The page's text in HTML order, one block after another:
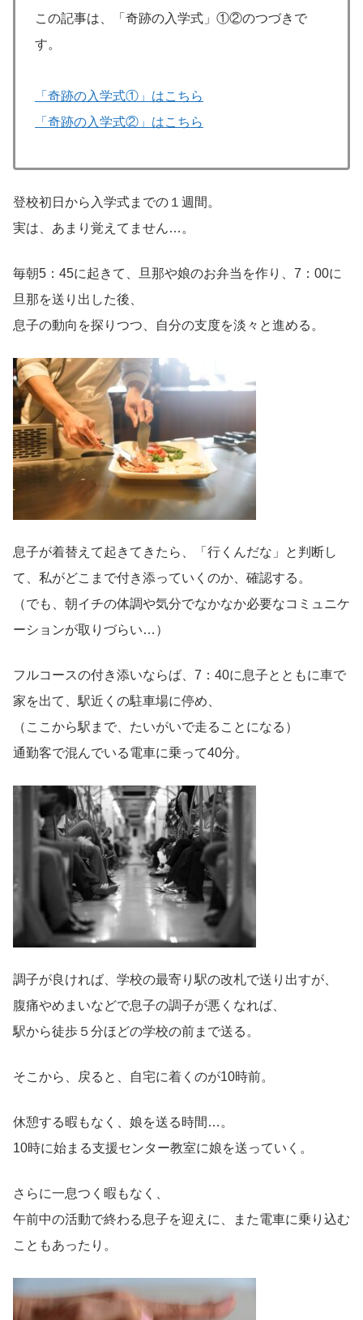
この記事は、「奇跡の入学式」①②のつづきで
す。
「奇跡の入学式①」はこちら
「奇跡の入学式②」はこちら
登校初日から入学式までの１週間。
実は、あまり覚えてません…。
毎朝5：45に起きて、旦那や娘のお弁当を作り、7：00に
旦那を送り出した後、
息子の動向を探りつつ、自分の支度を淡々と進める。
息子が着替えて起きてきたら、「行くんだな」と判断し
て、私がどこまで付き添っていくのか、確認する。
（でも、朝イチの体調や気分でなかなか必要なコミュニケ
ーションが取りづらい…）
フルコースの付き添いならば、7：40に息子とともに車で
家を出て、駅近くの駐車場に停め、
（ここから駅まで、たいがいで走ることになる）
通勤客で混んでいる電車に乗って40分。
調子が良ければ、学校の最寄り駅の改札で送り出すが、
腹痛やめまいなどで息子の調子が悪くなれば、
駅から徒歩５分ほどの学校の前まで送る。
そこから、戻ると、自宅に着くのが10時前。
休憩する暇もなく、娘を送る時間…。
10時に始まる支援センター教室に娘を送っていく。
さらに一息つく暇もなく、
午前中の活動で終わる息子を迎えに、また電車に乗り込む
こともあったり。